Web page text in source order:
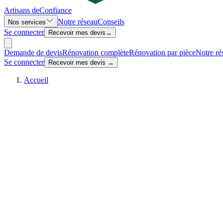
Artisans deConfiance
Nos services Notre réseauConseils
Se connecter
Recevoir mes devis →
Demande de devisRénovation complèteRénovation par pièceNotre
Se connecter
Recevoir mes devis →
Accueil